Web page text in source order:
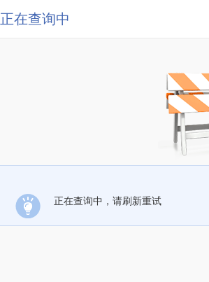
正在查询中
正在查询中，请刷新重试